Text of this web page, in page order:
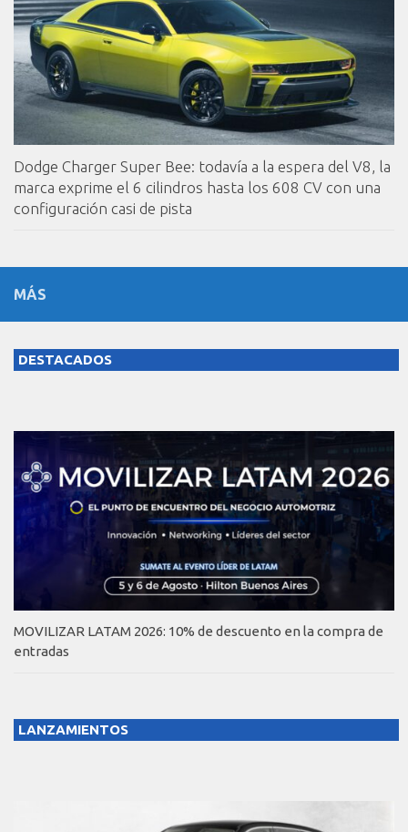
Dodge Charger Super Bee: todavía a la espera del V8, la
marca exprime el 6 cilindros hasta los 608 CV con una
configuración casi de pista
MÁS
DESTACADOS
MOVILIZAR LATAM 2026: 10% de descuento en la compra de
entradas
LANZAMIENTOS